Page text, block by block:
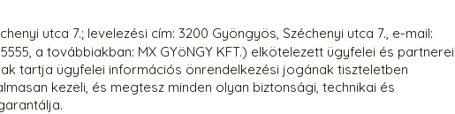
utca 7.; levelezési cím: 3200 Gyöngyös, Széchenyi utca 7., e-mail:
a továbbiakban: MX GYöNGY KFT.) elkötelezett ügyfelei és partnerei
tartja ügyfelei információs önrendelkezési jogának tiszteletben
kezeli, és megtesz minden olyan biztonsági, technikai és